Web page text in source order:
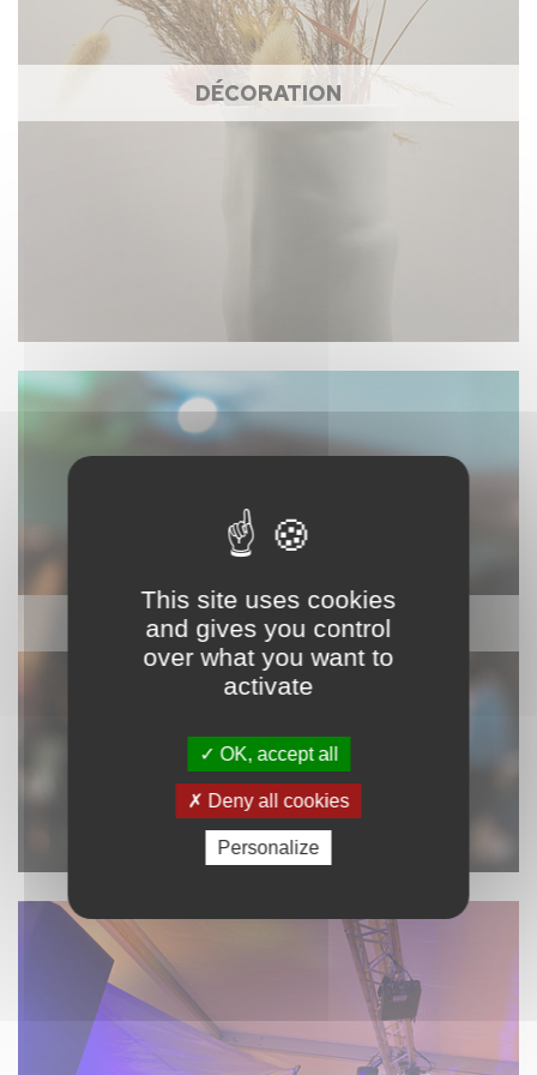
DÉCORATION
SONORISATION
This site uses cookies
and gives you control
over what you want to
activate
OK, accept all
Deny all cookies
Personalize